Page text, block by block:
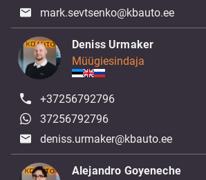
mark.sevtsenko@kbauto.ee
Deniss Urmaker
Müügiesindaja
+37256792796
37256792796
deniss.urmaker@kbauto.ee
Alejandro Goyeneche